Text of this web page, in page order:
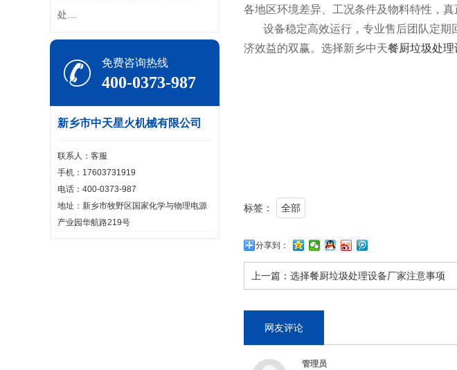
处…
免费咨询热线
400-0373-987
新乡市中天星火机械有限公司
联系人：客服
手机：17603731919
电话：400-0373-987
地址：新乡市牧野区国家化学与物理电源
产业园华航路219号
各地区环境差异、工况条件及物料特性，
设备稳定高效运行，专业售后团队定
济效益的双赢。选择新乡中天餐厨垃圾处理
标签： 全部
分享到：
上一篇： 选择餐厨垃圾处理设备厂家注意事项
网友评论
管理员